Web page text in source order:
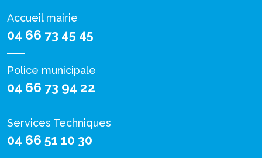
Accueil mairie
04 66 73 45 45
Police municipale
04 66 73 94 22
Services Techniques
04 66 51 10 30